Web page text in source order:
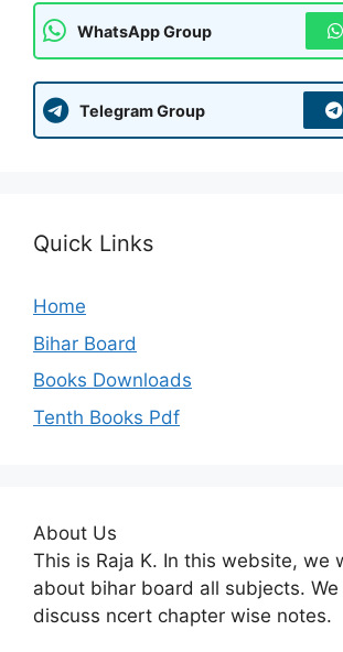
WhatsApp Group
Telegram Group
Quick Links
Home
Bihar Board
Books Downloads
Tenth Books Pdf
About Us
This is Raja K. In this website, we
about bihar board all subjects.
discuss ncert chapter wise notes.